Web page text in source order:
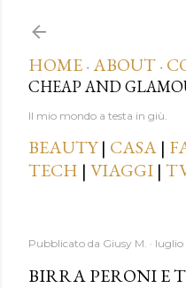
HOME · ABOUT ·
CHEAP AND
Il mio mondo a testa in giù.
BEAUTY| CASA |
TECH | VIAGGI |
Pubblicato da Giusy M. luglio
BIRRA PERONI E